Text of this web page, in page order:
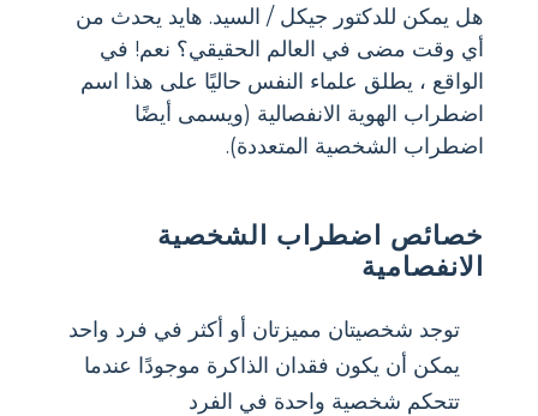
هل يمكن للدكتور جيكل / السيد. هايد يحدث من
أي وقت مضى في العالم الحقيقي؟ نعم! في
الواقع ، يطلق علماء النفس حاليًا على هذا اسم
اضطراب الهوية الانفصالية (ويسمى أيضًا
اضطراب الشخصية المتعددة).
خصائص اضطراب الشخصية
الانفصامية
توجد شخصيتان مميزتان أو أكثر في فرد واحد
يمكن أن يكون فقدان الذاكرة موجودًا عندما
تتحكم شخصية واحدة في الفرد